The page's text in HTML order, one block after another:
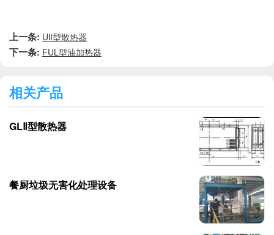
上一条: UⅡ型散热器
下一条: FUL型油加热器
相关产品
GLⅡ型散热器
餐厨垃圾无害化处理设备